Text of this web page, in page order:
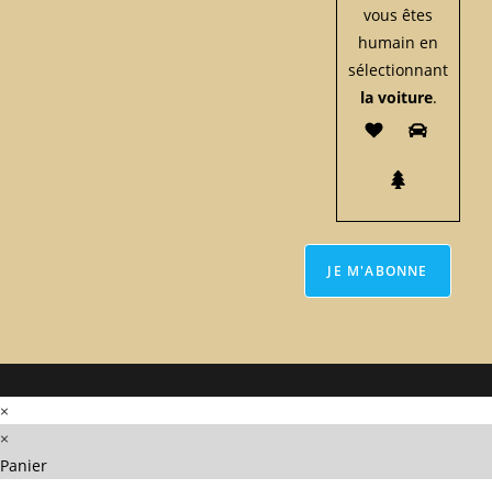
vous êtes
humain en
sélectionnant
la voiture.
×
×
Panier